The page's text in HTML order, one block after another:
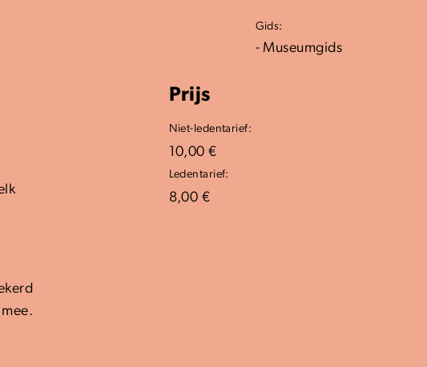
Gids:
- Museumgids
Prijs
Niet-ledentarief:
10,00 €
Ledentarief:
8,00 €